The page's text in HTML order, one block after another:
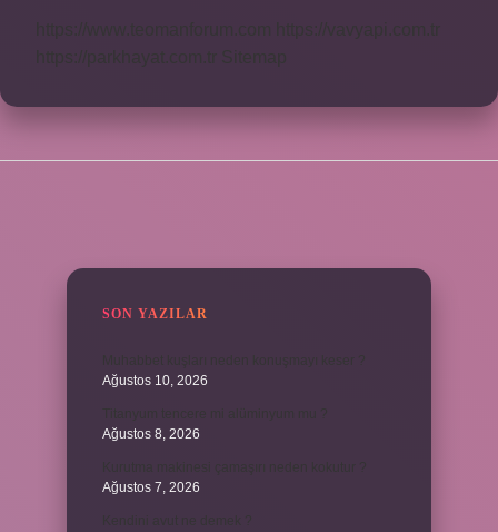
SON YAZILAR
Ağustos 10, 2026
Ağustos 8, 2026
Ağustos 7, 2026